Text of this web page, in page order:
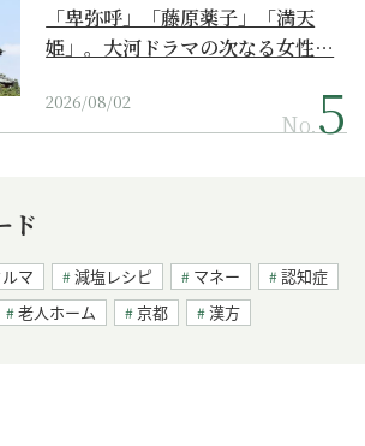
「卑弥呼」「藤原薬子」「満天
姫」。大河ドラマの次なる女性…
2026/08/02
No.
ド
マ 減塩レシピ マネー
認知症
老人ホーム 京都 漢方